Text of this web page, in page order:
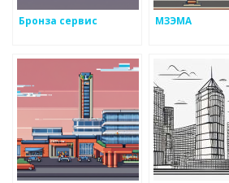
Бронза сервис МЗЭМА